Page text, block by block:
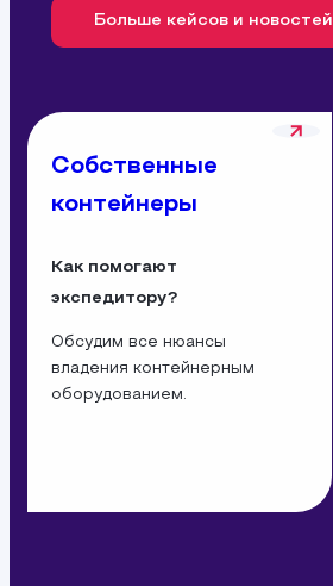
Больше кейсов и новостей
Собственные
контейнеры
Как помогают
экспедитору?
Обсудим все нюансы
владения контейнерным
оборудованием.